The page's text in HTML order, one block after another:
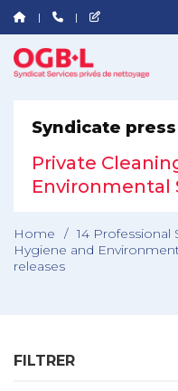
Syndicate
Private
Environmental
Home / 14 Professional
Hygiene and
releases
FILTRER